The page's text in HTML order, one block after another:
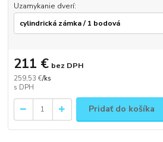
Uzamykanie dverí:
259,53 €/ks
211 € bez DPH
Pridať do košíka